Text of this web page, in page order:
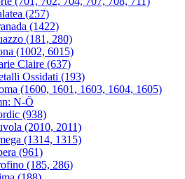
(257)
(1422)
(181, 280)
(1002, 6015)
Claire (637)
Ossidati (193)
(1600, 1601, 1603, 1604, 1605)
N-Ö
(938)
(2010, 2011)
(1314, 1315)
(961)
(185, 286)